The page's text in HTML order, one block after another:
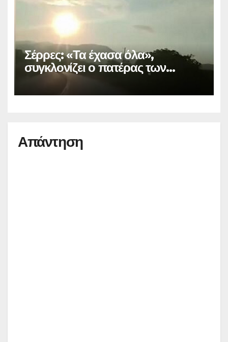
Σέρρες: «Τα έχασα όλα»,
συγκλονίζει ο πατέρας των
θυμάτων
Απάντηση